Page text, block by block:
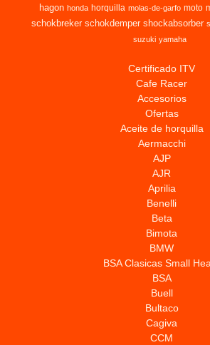
hagon honda horquilla molas-de-garfo moto
schokbreker schokdemper shockabsorber
suzuki yamaha
Certificado ITV
Cafe Racer
Accesorios
Ofertas
Aceite de horquilla
Aermacchi
AJP
AJR
Aprilia
Benelli
Beta
Bimota
BMW
BSA Clasicas Small
BSA
Buell
Bultaco
Cagiva
CCM